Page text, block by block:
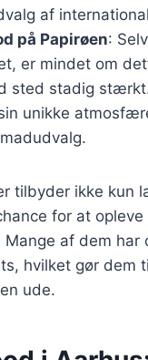
af
på Papirøen:
er mindet om
sted stadig
unikke
tilbyder ikke kun
for at opleve
Mange af dem har
hvilket gør dem
ude.